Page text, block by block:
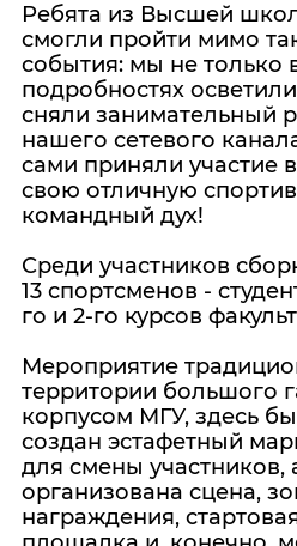
Ребята из Высшей
смогли пройти мимо
события: мы не только
подробностях
сняли занимательный
нашего сетевого
сами приняли участие
свою отличную
командный дух!
Среди участников
13 спортсменов -
го и 2-го курсов
Мероприятие
территории большого
корпусом МГУ, здесь
создан эстафетный
для смены участников,
организована сцена,
награждения,